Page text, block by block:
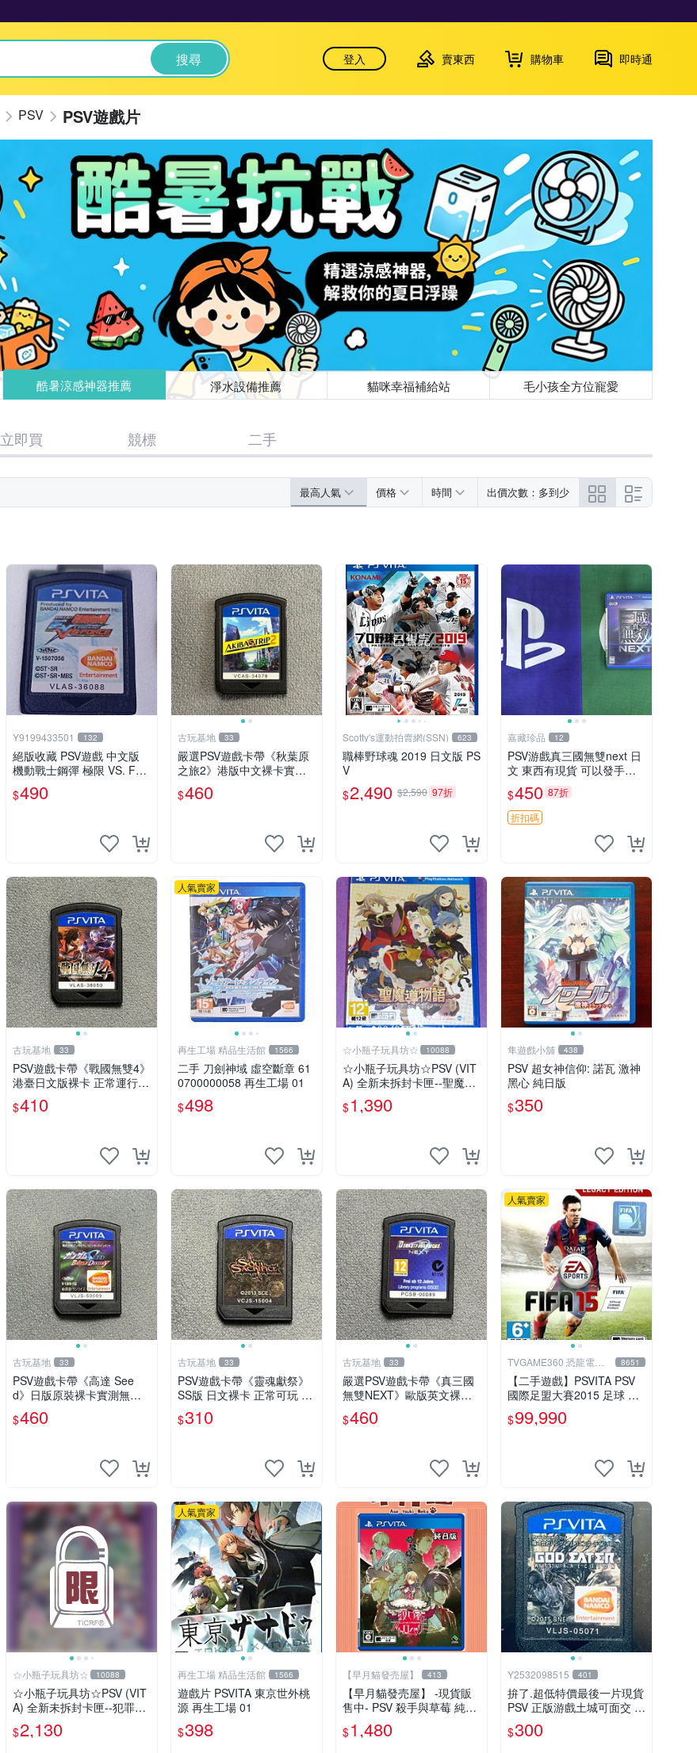
搜尋 登入 賣東西 購物車 即時通
PSV PSV遊戲片
酷暑涼感神器推薦 淨水設備推薦 貓咪幸福補給站 毛小孩全方位寵愛
立即買 競標 二手
最高人氣 價格 時間 出價次數：多到少
Y9199433501 132
絕版收藏 PSV遊戲 中文版
機動戰士鋼彈 極限 VS. FO
RCE
$490
古玩基地 33
嚴選PSV遊戲卡帶《秋葉原
之旅2》港版中文裸卡實測
正常，專機遊戲只可在SON
Y PSV上運行 卡帶 psv 港版
$460
已售完
Scotty's運動拍賣網(SSN) 623
職棒野球魂 2019 日文版 PS
V
$2,490 $2,590 97折
嘉藏珍品 12
PSV游戲真三國無雙next 日
文 東西有現貨 可以發手物
品 無質量問題售不退不換
$450 87折
折扣碼
古玩基地 33
PSV遊戲卡帶《戰國無雙4》
港臺日文版裸卡 正常運行
臺灣索尼專用 游戲機械玩不
了 戰國無雙 4 PSV 港版 卡
$410
人氣賣家
再生工場 精品生活館 1566
二手 刀劍神域 虛空斷章 61
0700000058 再生工場 01
$498
☆小瓶子玩具坊☆ 10088
☆小瓶子玩具坊☆PSV (VIT
A) 全新未拆封卡匣--聖魔導
物語 (日版)
$1,390
隼遊戲小舖 438
PSV 超女神信仰: 諾瓦 激神
黑心 純日版
$350
古玩基地 33
PSV遊戲卡帶《高達 See
d》日版原裝裸卡實測無誤
索尼專機獨享嚴選推薦 psv
高達 無誤卡帶
$460
古玩基地 33
PSV遊戲卡帶《靈魂獻祭》
SS版 日文裸卡 正常可玩 索
尼專用 不退不換 次數買兩
送一 靈魂獻祭 PSP-VITA PS
$310
古玩基地 33
嚴選PSV遊戲卡帶《真三國
無雙NEXT》歐版英文裸卡
實測正常全新到貨 真三國無
雙 PSV 游戲卡帶 任玩無雙
$460
人氣賣家
TVGAME360 恐龍電玩- 8651
【二手遊戲】PSVITA PSV
國際足盟大賽2015 足球 世
界盃 FIFA 15 英文版【台中
恐龍電玩】
$99,990
☆小瓶子玩具坊☆ 10088
☆小瓶子玩具坊☆PSV (VIT
A) 全新未拆封卡匣--犯罪少
女2《Criminal Girls 2》限
定版 (日版)
$2,130
人氣賣家
再生工場 精品生活館 1566
遊戲片 PSVITA 東京世外桃
源 再生工場 01
$398
【早月貓發売屋】 413
【早月貓發売屋】 -現貨販
售中- PSV 殺手與草莓 純日
版 日文版 ※戀愛×懸疑※ 戀
愛ADV遊戲
$1,480
Y2532098515 401
拚了.超低特價最後一片現貨
PSV 正版游戲土城可面交 P
SV 噬神者 解放重生 日版
【9成新】✪裸片 二手九成
$300